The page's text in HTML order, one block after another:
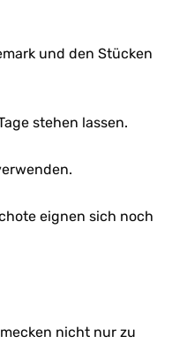
und den Stücken
stehen lassen.
eignen sich noch
nicht nur zu